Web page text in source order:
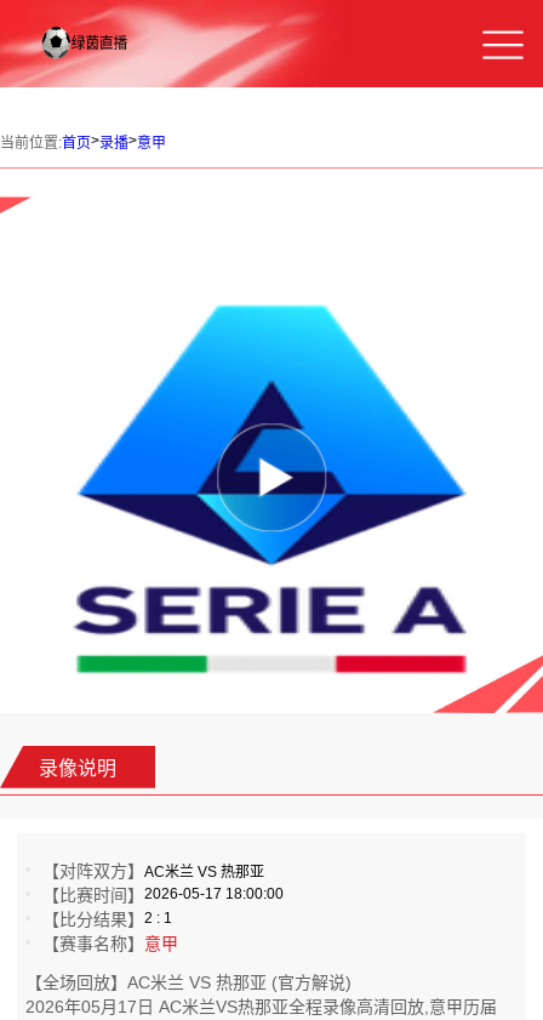
当前位置:首页>录播>意甲
录像说明
【对阵双方】AC米兰 VS 热那亚
【比赛时间】2026-05-17 18:00:00
【比分结果】2 : 1
【赛事名称】 意甲
【全场回放】AC米兰 VS 热那亚 (官方解说)
2026年05月17日 AC米兰VS热那亚全程录像高清回放,意甲历届